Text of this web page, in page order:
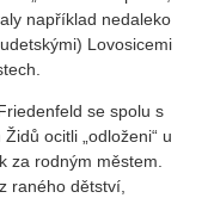
například nedaleko
Lovosicemi
se spolu s
ocitli „odloženi“ u
za rodným městem.
raného dětství,